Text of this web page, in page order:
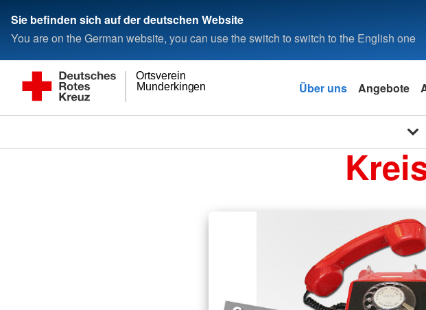
Sie befinden sich auf der deutschen Website
You are on the German website, you can use the switch to switch to the English one
Munderkingen
Ortsverein
Über uns Angebote